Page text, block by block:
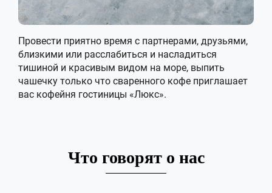
Провести приятно время с партнерами, друзьями,
близкими или расслабиться и насладиться
тишиной и красивым видом на море, выпить
чашечку только что сваренного кофе приглашает
вас кофейня гостиницы «Люкс».
Что говорят о нас